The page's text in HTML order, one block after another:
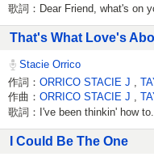
歌詞：Dear Friend, what's on
That's What Love's
Stacie Orrico
作詞： ORRICO STACIE J
作曲： ORRICO STACIE J
歌詞：I've been thinkin' how to...
I Could Be The One